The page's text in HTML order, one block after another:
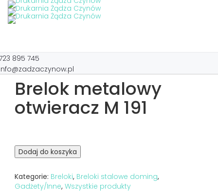
895 745
Brelok metalowy
otwieracz M 191
Dodaj do koszyka
Kategorie: Breloki, Breloki stalowe doming,
Gadżety/Inne, Wszystkie produkty